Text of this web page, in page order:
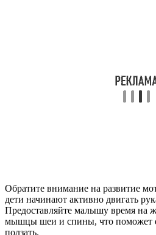
Обратите внимание на развитие
дети начинают активно двигать
Предоставляйте малышу время на
мышцы шеи и спины, что поможет
ползать.